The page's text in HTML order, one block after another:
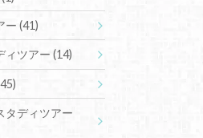
ー(41)
ィツアー(14)
タディツアー